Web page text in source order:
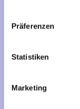
Präferenzen
Statistiken
Marketing
Vertrag widerrufen
Informationen